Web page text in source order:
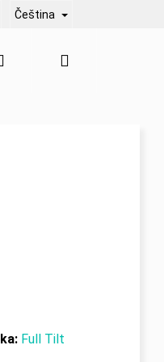
Čeština
KONTAKT
PřihlášeníNákupní
Full Tilt